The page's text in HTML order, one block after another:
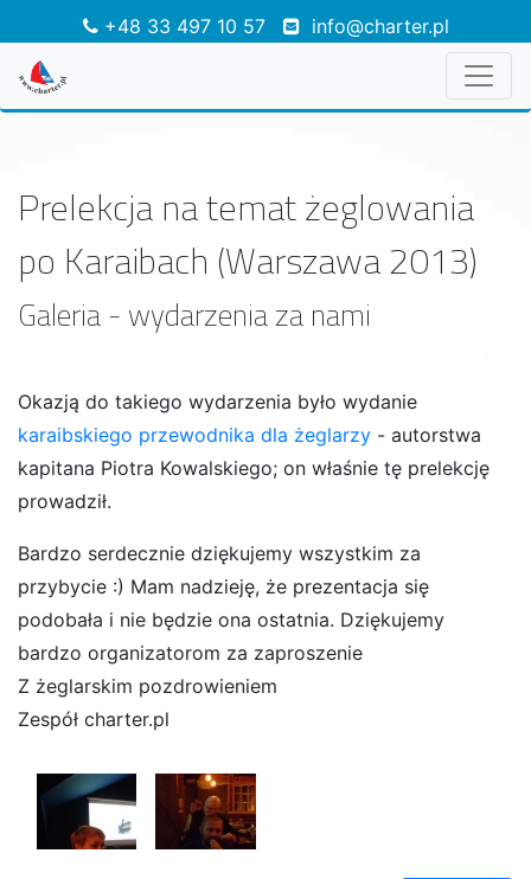
+48 33 497 10 57 info@charter.pl
Prelekcja na temat żeglowania
po Karaibach (Warszawa 2013)
Galeria - wydarzenia za nami
Okazją do takiego wydarzenia było wydanie
karaibskiego przewodnika dla żeglarzy - autorstwa
kapitana Piotra Kowalskiego; on właśnie tę prelekcję
prowadził.
Bardzo serdecznie dziękujemy wszystkim za
przybycie :) Mam nadzieję, że prezentacja się
podobała i nie będzie ona ostatnia. Dziękujemy
bardzo organizatorom za zaproszenie
Z żeglarskim pozdrowieniem
Zespół charter.pl